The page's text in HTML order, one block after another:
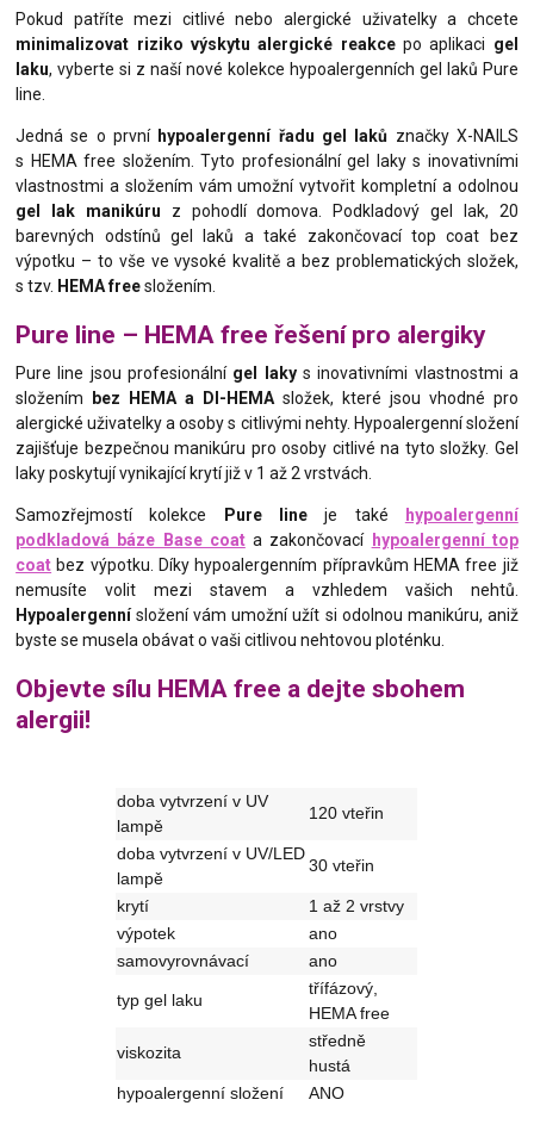
Pokud patříte mezi citlivé nebo alergické uživatelky a chcete
minimalizovat riziko výskytu alergické reakcepo aplikaci gel
laku, vyberte si z naší nové kolekce hypoalergenních gel laků Pure
line.
Jedná se o první hypoalergenní řadu gel laků značky X-NAILS
s HEMA free složením. Tyto profesionální gel laky s inovativními
vlastnostmi a složením vám umožní vytvořit kompletní a odolnou
gel lak manikúru z pohodlí domova. Podkladový gel lak, 20
barevných odstínů gel laků a také zakončovací top coat bez
výpotku – to vše ve vysoké kvalitě a bez problematických složek,
s tzv. HEMA freesložením.
Pure line – HEMA free řešení pro alergiky
Pure line jsou profesionálnígel lakys inovativními vlastnostmi a
složením
bez HEMA a DI-HEMA složek, které jsou vhodné pro
alergické uživatelky a osoby s citlivými nehty. Hypoalergenní složení
zajišťuje bezpečnou manikúru pro osoby citlivé na tyto složky. Gel
laky poskytují vynikající krytí již v 1 až 2 vrstvách.
Samozřejmostí kolekce Pure lineje také
hypoalergenní
podkladová báze Base coata zakončovací hypoalergenní top
coat bez výpotku. Díky hypoalergenním přípravkům HEMA free již
nemusíte volit mezi stavem a vzhledem vašich nehtů.
Hypoalergennísložení vám umožní užít si odolnou manikúru, aniž
byste se musela obávat o vaši citlivou nehtovou ploténku.
Objevte sílu HEMA free a dejte sbohem
alergii!
doba vytvrzení v UV
lampě
120 vteřin
doba vytvrzení v UV/LED
lampě
30 vteřin
krytí
1 až 2 vrstvy
výpotek
ano
samovyrovnávací
ano
typ gel laku
třífázový,
HEMA free
viskozita
středně
hustá
hypoalergenní složení
ANO